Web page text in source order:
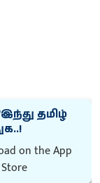
தமிழ்